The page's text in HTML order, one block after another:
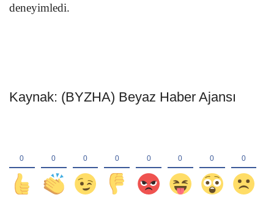
deneyimledi.
Kaynak: (BYZHA) Beyaz Haber Ajansı